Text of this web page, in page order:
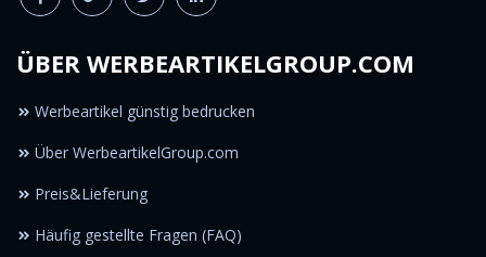
ÜBER WERBEARTIKELGROUP.COM
Werbeartikel günstig bedrucken
Über WerbeartikelGroup.com
Preis&Lieferung
Häufig gestellte Fragen (FAQ)